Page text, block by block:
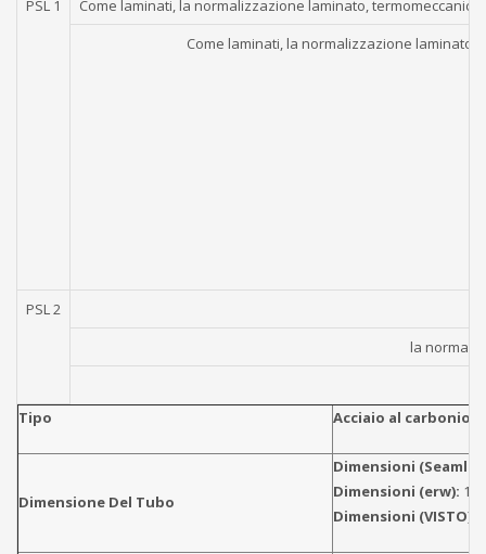
PSL 1
Come laminati, la normalizzazione laminato,
Come laminati, la normalizzazione
PSL 2
la
Tipo Acciaio al carbonio
Dimensione Del Tubo
Dimensioni
Dimensioni (erw): 1/
Dimensioni (VISTO):